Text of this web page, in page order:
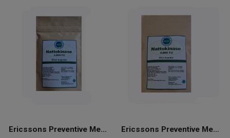
Ericssons Preventive Medical Group Ericssons Preventive Medical Group